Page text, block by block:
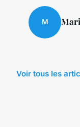
M
Voir tous les